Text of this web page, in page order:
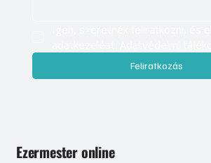
Feliratkozás
Ezermester online